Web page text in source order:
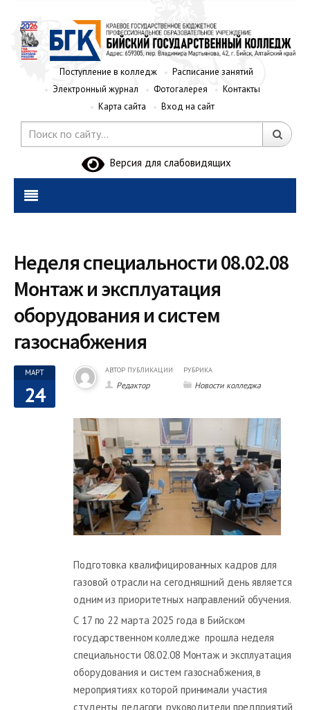
Поступление в колледж
Расписание занятий
Электронный журнал
Фотогалерея
Контакты
Карта сайта
Вход на сайт
Версия для слабовидящих
Неделя специальности 08.02.08
Монтаж и эксплуатация
оборудования и систем
газоснабжения
МАРТ
24
АВТОР ПУБЛИКАЦИИ
Редактор
РУБРИКА
Новости колледжа
Подготовка квалифицированных кадров для
газовой отрасли на сегодняшний день является
одним из приоритетных направлений обучения.
С 17 по 22 марта 2025 года в Бийском
государственном колледже прошла неделя
специальности 08.02.08 Монтаж и эксплуатация
оборудования и систем газоснабжения, в
мероприятиях которой принимали участия
студенты, педагоги, руководители предприятий